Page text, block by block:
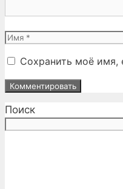
Имя
Сохранить моё имя,
Поиск